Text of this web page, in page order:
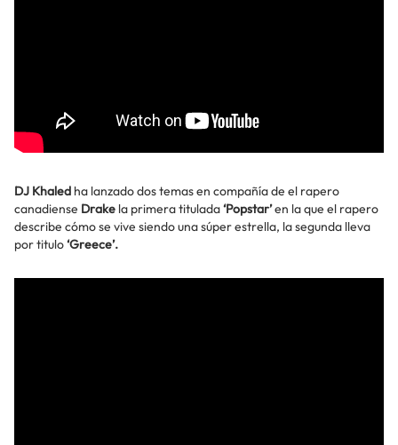
DJ Khaled ha lanzado dos temas en compañía de el rapero
canadiense Drake la primera titulada‘Popstar’en la que el rapero
describe cómo se vive siendo una súper estrella, la segunda lleva
por titulo‘Greece’.